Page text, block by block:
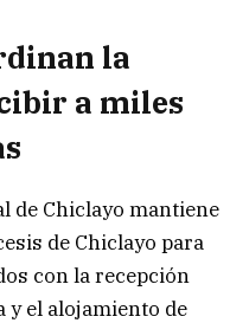
la
a miles
de Chiclayo mantiene
de Chiclayo para
con la recepción
y el alojamiento de